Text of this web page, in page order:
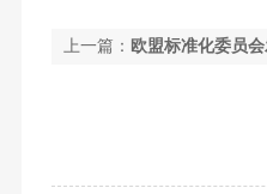
上一篇： 欧盟标准化委员